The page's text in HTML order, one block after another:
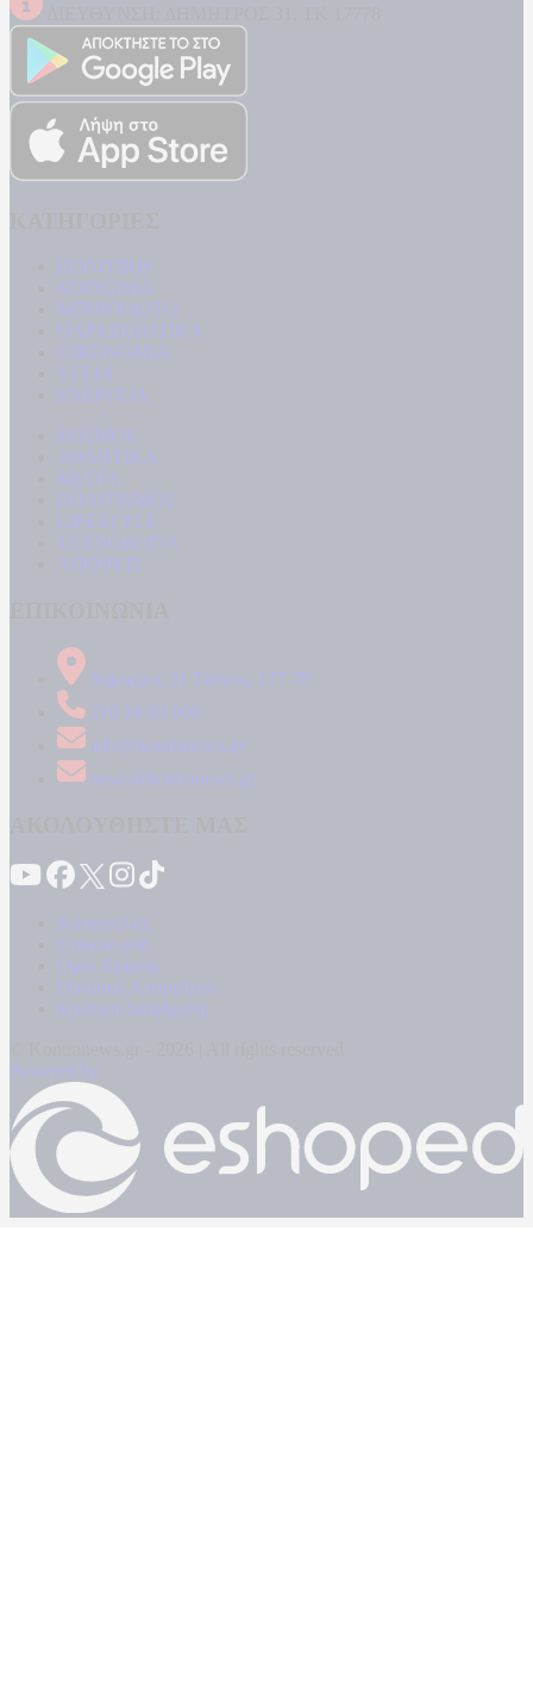
ΠΟΛΙΤΙΚΗ
ΚΟΙΝΩΝΙΑ
ΜΠΟΥΡΛΟΤΟ
ΠΑΡΑΠΟΛΙΤΙΚΑ
ΟΙΚΟΝΟΜΙΑ
ΥΓΕΙΑ
ΕΝΕΡΓΕΙΑ
ΚΟΣΜΟΣ
ΑΘΛΗΤΙΚΑ
MEDIA
ΠΟΛΙΤΙΣΜΟΣ
LIFESTYLE
ΤΕΧΝΟΛΟΓΙΑ
ΑΠΟΨΕΙΣ
Δήμητρος 31 Ταύρος, 177 78
210 34 89 000
info@kontranews.gr
news@kontranews.gr
Καταγγελίες
Επικοινωνία
Όροι Χρήσης
Πολιτική Απορρήτου
Κρατική Διαφήμιση
Powered by: